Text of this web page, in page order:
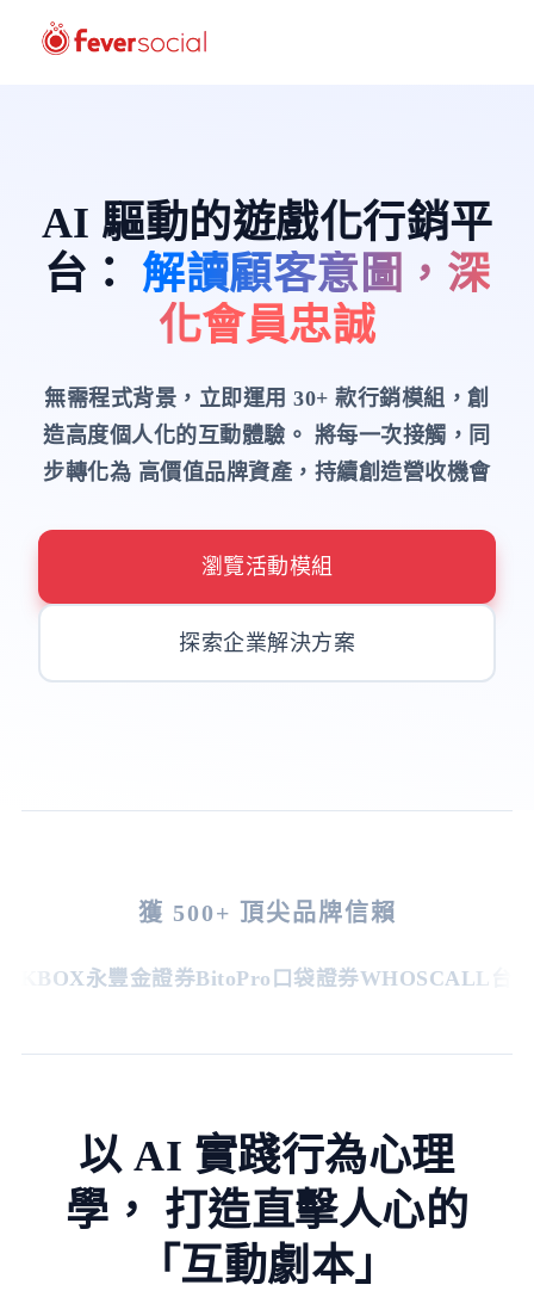
AI 驅動的遊戲化行銷平
台 ： 解讀顧客意圖，深
化會員忠誠
無需程式背景，立即運用 30+ 款行銷模組，創
造高度個人化的互動體驗。 將每一次接觸，同
步轉化為 高價值品牌資產，持續創造營收機會
瀏覽活動模組
探索企業解決方案
獲 500+ 頂尖品牌信賴
永豐金證券BitoPro口袋證券WHOSCALL台灣
以 AI 實踐行為心理
學， 打造直擊人心的
「互動劇本」